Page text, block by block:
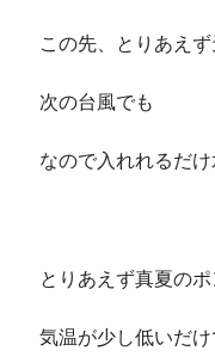
この先、とりあえ
次の台風でも
なので入れれるだ
とりあえず真夏の
気温が少し低いだ